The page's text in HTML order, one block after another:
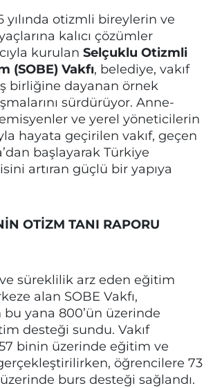
yılında otizmli bireylerin ve
kalıcı çözümler
kurulan Selçuklu Otizmli
(SOBE) Vakfı, belediye, vakıf
birliğine dayanan örnek
sürdürüyor. Anne-
ve yerel yöneticilerin
hayata geçirilen vakıf, geçen
başlayarak Türkiye
artıran güçlü bir yapıya
OTİZM TANI RAPORU
süreklilik arz eden eğitim
alan SOBE Vakfı,
yana 800’ün üzerinde
desteği sundu. Vakıf
binin üzerinde eğitim ve
öğrencilere 73
burs desteği sağlandı.